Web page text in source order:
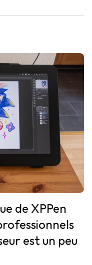
de XPPen
est un peu